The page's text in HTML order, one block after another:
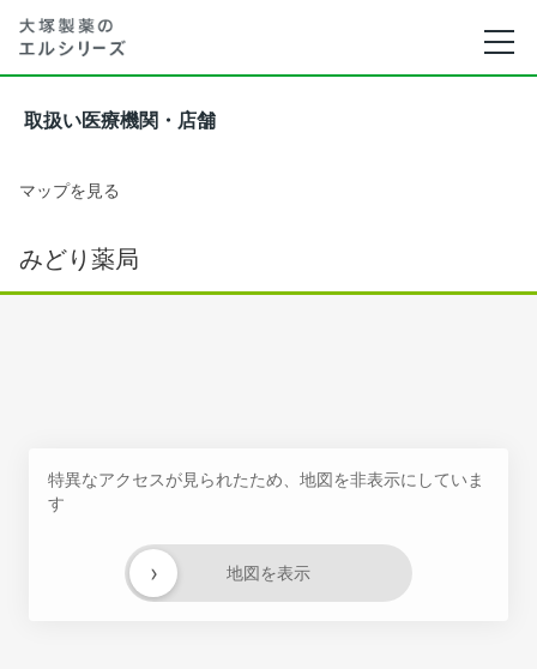
取扱い医療機関・店舗
マップを見る
みどり薬局
特異なアクセスが見られたため、地図を非表示にしていま
す
地図を表示
›